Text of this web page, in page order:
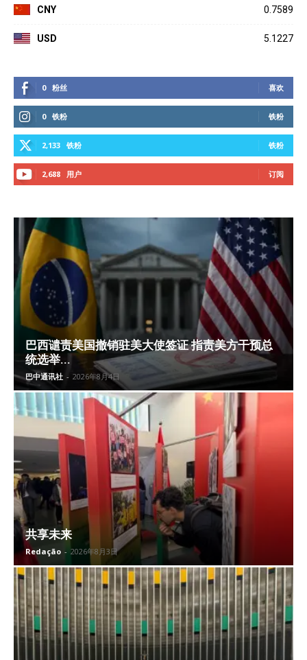
CNY 0.7589
USD 5.1227
0 粉丝 喜欢
0 铁粉 铁粉
2,133 铁粉 铁粉
2,688 用户 订阅
巴西谴责美国撤销驻美大使签证 指责美方干预总
统选举...
巴中通讯社 - 2026年8月4日
共享未来
Redação - 2026年8月3日